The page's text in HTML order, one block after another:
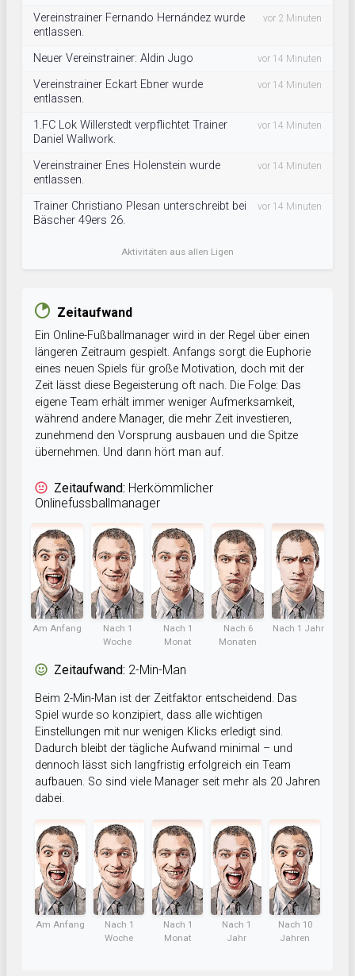
Vereinstrainer Fernando Hernández wurde
entlassen.
vor 2 Minuten
Neuer Vereinstrainer: Aldin Jugo vor 14 Minuten
Vereinstrainer Eckart Ebner wurde
entlassen.
vor 14 Minuten
1.FC Lok Willerstedt verpflichtet Trainer
Daniel Wallwork.
vor 14 Minuten
Vereinstrainer Enes Holenstein wurde
entlassen.
vor 14 Minuten
Trainer Christiano Plesan unterschreibt bei
Bäscher 49ers 26.
vor 14 Minuten
Aktivitäten aus allen Ligen
Zeitaufwand
Ein Online-Fußballmanager wird in der Regel über einen
längeren Zeitraum gespielt. Anfangs sorgt die Euphorie
eines neuen Spiels für große Motivation, doch mit der
Zeit lässt diese Begeisterung oft nach. Die Folge: Das
eigene Team erhält immer weniger Aufmerksamkeit,
während andere Manager, die mehr Zeit investieren,
zunehmend den Vorsprung ausbauen und die Spitze
übernehmen. Und dann hört man auf.
Zeitaufwand: Herkömmlicher
Onlinefussballmanager
Am Anfang
Nach 1
Woche
Nach 1
Monat
Nach 6
Monaten
Nach 1 Jahr
Zeitaufwand: 2-Min-Man
Beim 2-Min-Man ist der Zeitfaktor entscheidend. Das
Spiel wurde so konzipiert, dass alle wichtigen
Einstellungen mit nur wenigen Klicks erledigt sind.
Dadurch bleibt der tägliche Aufwand minimal – und
dennoch lässt sich langfristig erfolgreich ein Team
aufbauen. So sind viele Manager seit mehr als 20 Jahren
dabei.
Am Anfang
Nach 1
Woche
Nach 1
Monat
Nach 1
Jahr
Nach 10
Jahren